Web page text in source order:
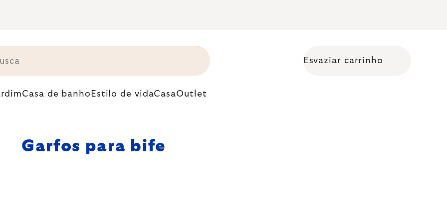
Esvaziar carrinho
Casa de banho Estilo de vidaCasaOutlet
Garfos para bife